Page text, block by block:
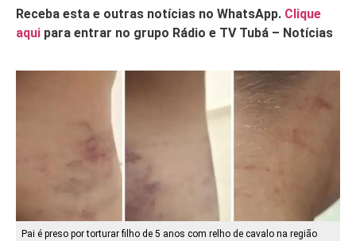
Receba esta e outras notícias no WhatsApp. Clique
aqui para entrar no grupo Rádio e TV Tubá – Notícias
Pai é preso por torturar filho de 5 anos com relho de cavalo na região